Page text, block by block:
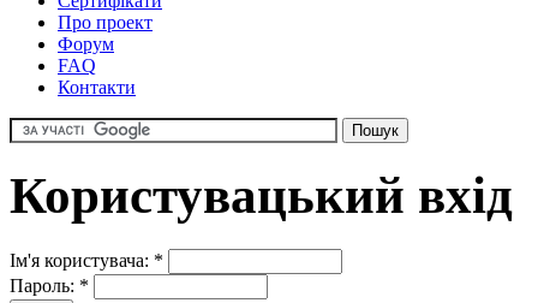
Про проект
Форум
FAQ
Контакти
Користувацький вхід
Ім'я користувача: *
Пароль: *